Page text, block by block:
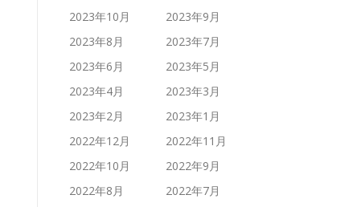
2023年10月
2023年9月
2023年8月
2023年7月
2023年6月
2023年5月
2023年4月
2023年3月
2023年2月
2023年1月
2022年12月
2022年11月
2022年10月
2022年9月
2022年8月
2022年7月